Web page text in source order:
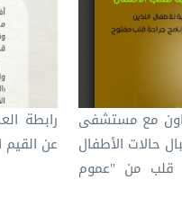
مع مستشفى
حالات الأطفال
قلب من "عموم
‏رابطة
عن القيم